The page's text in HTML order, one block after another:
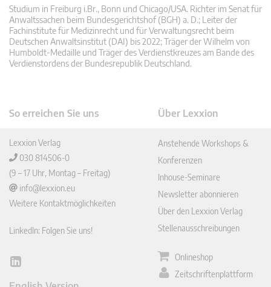
Studium in Freiburg i.Br., Bonn und Chicago/USA. Richter im Senat für
Anwaltssachen beim Bundesgerichtshof (BGH) a. D.; Leiter der
Fachinstitute für Medizinrecht und für Verwaltungsrecht beim
Deutschen Anwaltsinstitut (DAI) bis 2022; Träger der Wilhelm von
Humboldt-Medaille und Träger des Verdienstkreuzes am Bande des
Verdienstordens der Bundesrepublik Deutschland.
So erreichen Sie uns
Lexxion Verlag
030 814506-0
(9 – 17 Uhr, Montag – Freitag)
info@lexxion.eu
Weitere Kontaktmöglichkeiten
LinkedIn: Folgen Sie uns!
Lin
Über Lexxion
Anstehende Workshops &
Konferenzen
Inhouse-Seminare
Newsletter abonnieren
Über den Lexxion Verlag
Stellenausschreibungen
Onlineshop
Zeitschriftenplattform